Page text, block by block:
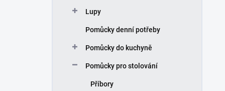
Lupy
Pomůcky denní potřeby
Pomůcky do kuchyně
Pomůcky pro stolování
Příbory